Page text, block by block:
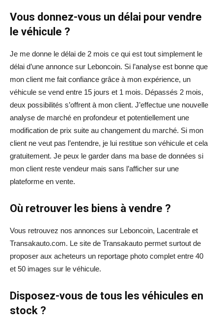
Vous donnez-vous un délai pour vendre
le véhicule ?
Je me donne le délai de 2 mois ce qui est tout simplement le
délai d’une annonce sur Leboncoin. Si l’analyse est bonne que
mon client me fait confiance grâce à mon expérience, un
véhicule se vend entre 15 jours et 1 mois. Dépassés 2 mois,
deux possibilités s’offrent à mon client. J’effectue une nouvelle
analyse de marché en profondeur et potentiellement une
modification de prix suite au changement du marché. Si mon
client ne veut pas l’entendre, je lui restitue son véhicule et cela
gratuitement. Je peux le garder dans ma base de données si
mon client reste vendeur mais sans l’afficher sur une
plateforme en vente.
Où retrouver les biens à vendre ?
Vous retrouvez nos annonces sur Leboncoin, Lacentrale et
Transakauto.com. Le site de Transakauto permet surtout de
proposer aux acheteurs un reportage photo complet entre 40
et 50 images sur le véhicule.
Disposez-vous de tous les véhicules en
stock ?